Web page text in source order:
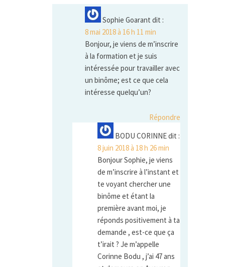
Sophie Goarant dit :
8 mai 2018 à 16 h 11 min
Bonjour, je viens de m’inscrire
à la formation et je suis
intéressée pour travailler avec
un binôme; est ce que cela
intéresse quelqu’un?
Répondre
BODU CORINNEdit :
8 juin 2018 à 18 h 26 min
Bonjour Sophie, je viens
de m’inscrire à l’instant et
te voyant chercher une
binôme et étant la
première avant moi, je
réponds positivement à ta
demande , est-ce que ça
t’irait ? Je m’appelle
Corinne Bodu , j’ai 47 ans